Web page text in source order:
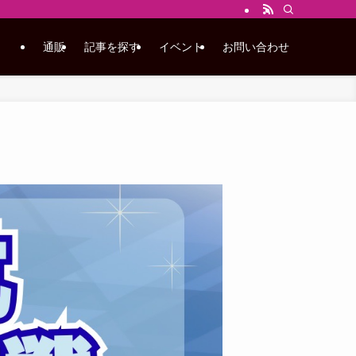
通販 記事を探す イベント お問い合わせ